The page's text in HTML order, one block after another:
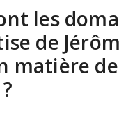
les
de
matière de